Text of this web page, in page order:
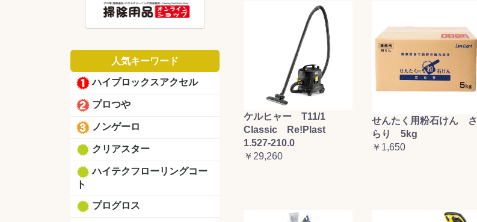
人気キーワード
ハイプロックスアクセル
プロつや
ノンゲーロ
クリアスター
ハイテクフローリングコー
ト
プログロス
ケルヒャー T11/1
Classic Re!Plast
1.527-210.0
￥29,260
せんたく用粉石けん さ
らり 5kg
￥1,650